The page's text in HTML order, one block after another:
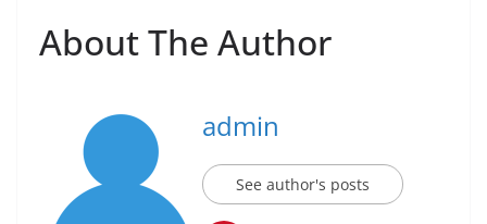
About The Author
admin
See author's posts